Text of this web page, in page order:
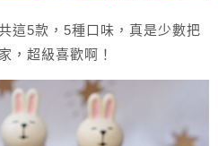
這5款，5種口味，真是少數把
，超級喜歡啊！